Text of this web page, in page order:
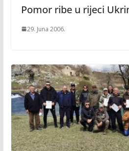
Pomor ribe u rijeci
29. Juna 2006.